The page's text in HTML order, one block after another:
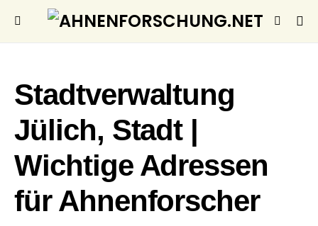
Stadtverwaltung
Jülich, Stadt |
Wichtige Adressen
für Ahnenforscher